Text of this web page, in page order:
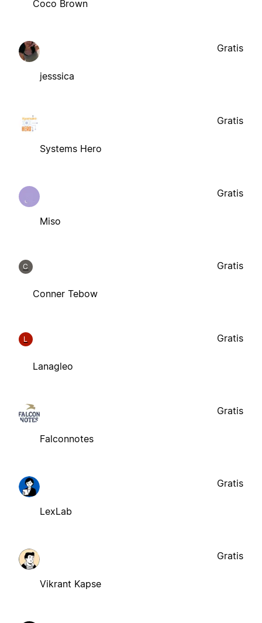
Coco Brown
jesssica
Gratis
Systems Hero
Gratis
Miso
Gratis
C
Conner Tebow
Gratis
L
Lanagleo
Gratis
Falconnotes
Gratis
LexLab
Gratis
Vikrant Kapse
Gratis